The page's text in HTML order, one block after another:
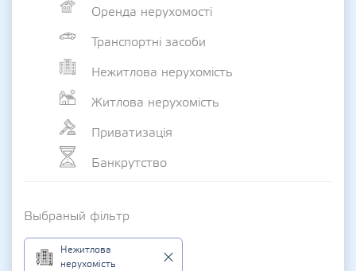
Оренда нерухомості
Транспортні засоби
Нежитлова нерухомість
Житлова нерухомість
Приватизація
Банкрутство
Выбраный фільтр
Нежитлова
нерухомість